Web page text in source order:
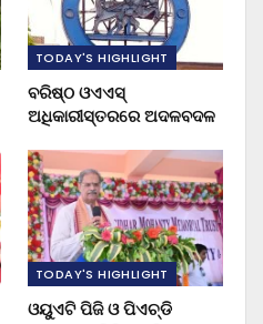
TODAY'S HIGHLIGHT
ବରିଷ୍ଠ ଓଏଏସ୍‌
ଅଧିକାରୀସ୍ତରରେ ଅଦଳବଦଳ
TODAY'S HIGHLIGHT
ଓୟୁଏଟି ପିଜି ଓ ପିଏଚ୍‌ଡି